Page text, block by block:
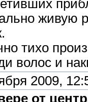
живую
тихо
волос и
2009,
от